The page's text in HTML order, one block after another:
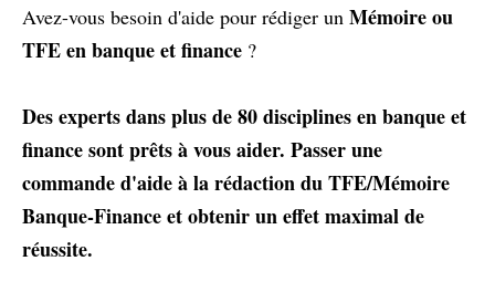
Avez-vous besoin d'aide pour rédiger un Mémoire ou
TFE en banque et finance ?
Des experts dans plus de 80 disciplines en banque et
finance sont prêts à vous aider. Passer une
commande d'aide à la rédaction du TFE/Mémoire
Banque-Finance et obtenir un effet maximal de
réussite.